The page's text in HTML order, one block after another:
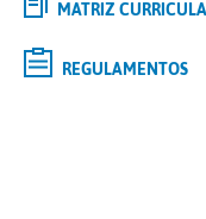
MATRIZ
REGULAMENTOS